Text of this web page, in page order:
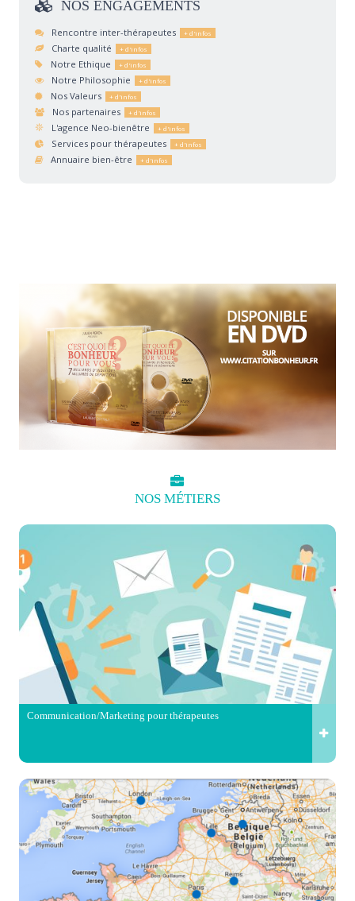
NOS ENGAGEMENTS
Rencontre inter-thérapeutes
Charte qualité
Notre Ethique
Notre Philosophie
Nos Valeurs
Nos partenaires
L'agence Neo-bienêtre
Services pour thérapeutes
Annuaire bien-être
NOS MÉTIERS
Communication/Marketing pour thérapeutes